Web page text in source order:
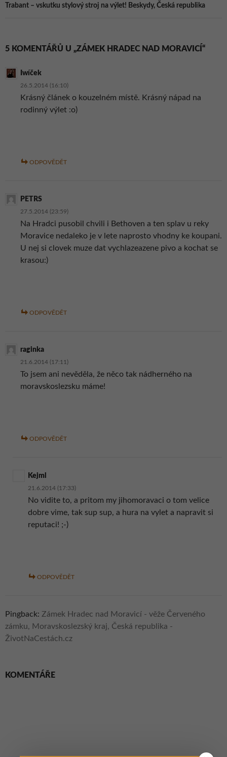
Trabant – vskutku stylový stroj na výlet! Beskydy, Česká republika
5 KOMENTÁŘŮ U „ZÁMEK HRADEC NAD MORAVICÍ“
Iwíček
26.5.2014 (16:10)
Krásný článek o kouzelném místě. Krásný nápad na
rodinný výlet :o)
ODPOVĚDĚT
PETRS
27.5.2014 (23:59)
Na Hradci pusobil chvili i Bethoven a ten splav u reky
Moravice nedaleko je v lete naprosto vhodny ke koupani.
U nej si clovek muze dat vychlazeazene pivo a kochat se
krasou:)
ODPOVĚDĚT
raginka
21.6.2014 (17:11)
To jsem ani nevěděla, že něco tak nádherného na
moravskoslezsku máme!
ODPOVĚDĚT
Kejml
21.6.2014 (17:33)
No vidite to, a pritom my jihomoravaci o tom velice
dobre vime, tak sup sup, a hura na vylet a napravit si
reputaci! ;-)
ODPOVĚDĚT
Pingback: Zámek Hradec nad Moravicí - věže Červeného
zámku, Moravskoslezský kraj, Česká republika -
ŽivotNaCestách.cz
KOMENTÁŘE